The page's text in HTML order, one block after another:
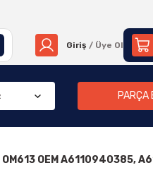
Giriş / Üye Ol
PARÇA
OM613 OEM A6110940385,